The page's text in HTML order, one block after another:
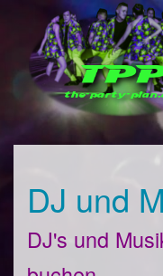
DJ und
DJ's und